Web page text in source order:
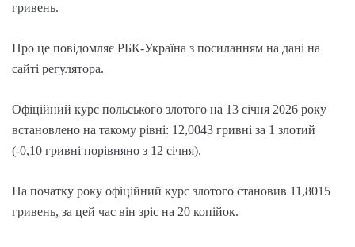
гривень.
Про це повідомляє РБК-Україна з посиланням на дані на
сайті регулятора.
Офіційний курс польського злотого на 13 січня 2026 року
встановлено на такому рівні: 12,0043 гривні за 1 злотий
(-0,10 гривні порівняно з 12 січня).
На початку року офіційний курс злотого становив 11,8015
гривень, за цей час він зріс на 20 копійок.